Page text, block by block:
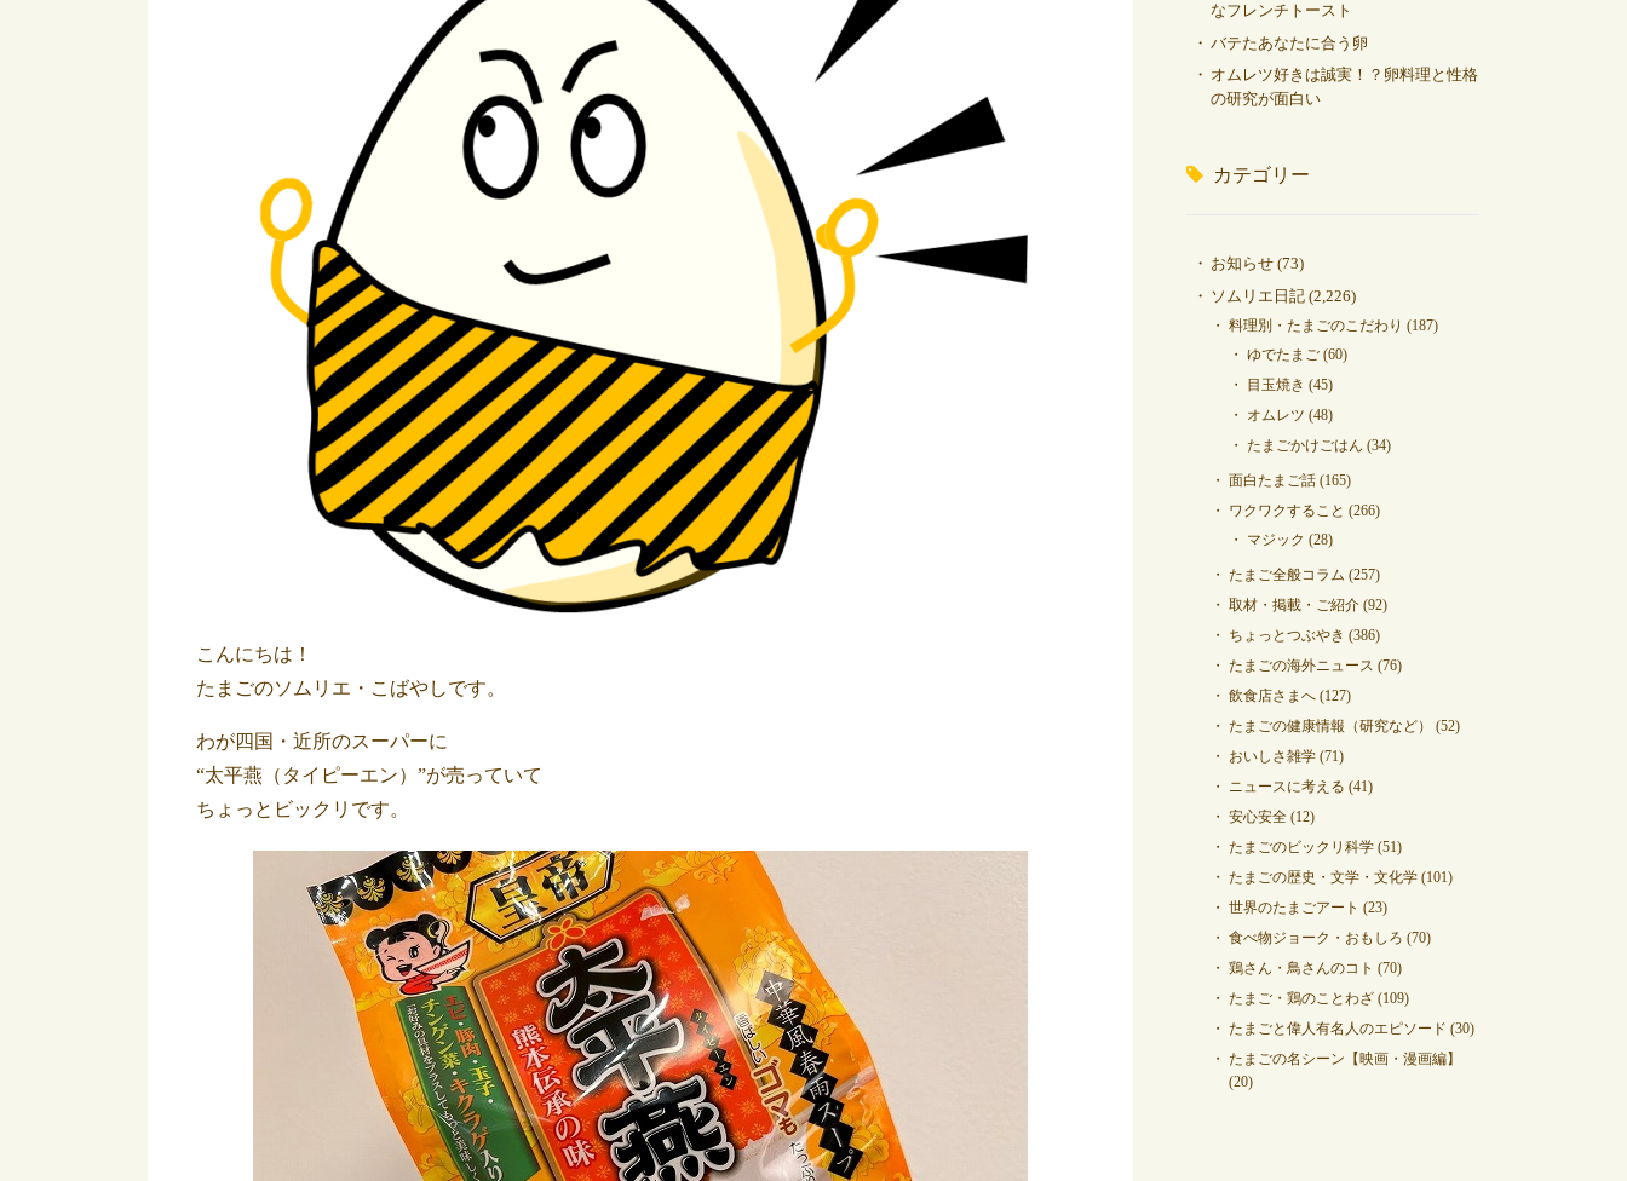
こんにちは！
たまごのソムリエ・こばやしです。
わが四国・近所のスーパーに
“太平燕（タイピーエン）”が売っていて
ちょっとビックリです。
なフレンチトースト
バテたあなたに合う卵
オムレツ好きは誠実！？卵料理と性格
の研究が面白い
カテゴリー
お知らせ (73)
ソムリエ日記 (2,226)
料理別・たまごのこだわり (187)
ゆでたまご (60)
目玉焼き (45)
オムレツ (48)
たまごかけごはん (34)
面白たまご話 (165)
ワクワクすること (266)
マジック (28)
たまご全般コラム (257)
取材・掲載・ご紹介 (92)
ちょっとつぶやき (386)
たまごの海外ニュース (76)
飲食店さまへ (127)
たまごの健康情報（研究など）
(52)
おいしさ雑学 (71)
ニュースに考える (41)
安心安全 (12)
たまごのビックリ科学 (51)
たまごの歴史・文学・文化学 (101)
世界のたまごアート (23)
食べ物ジョーク・おもしろ (70)
鶏さん・鳥さんのコト (70)
たまご・鶏のことわざ (109)
たまごと偉人有名人のエピソード (30)
たまごの名シーン【映画・漫画編】
(20)